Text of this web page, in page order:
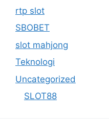
rtp slot
SBOBET
slot mahjong
Teknologi
Uncategorized
SLOT88